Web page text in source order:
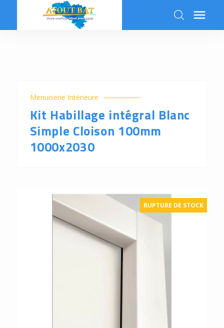
k 
RUPTURE DE STOCK
Menuiserie Intérieure
Kit Habillage intégral Blanc
Simple Cloison 100mm
1000x2030